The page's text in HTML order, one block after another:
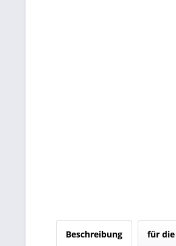
Beschreibung für